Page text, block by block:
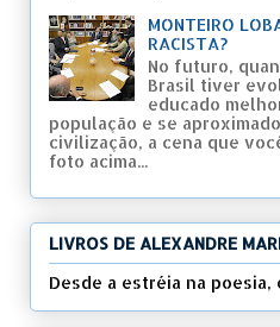
MONTEIRO
RACISTA?
No futuro,
Brasil tiver
educado
população e se
civilização, a cena que
foto acima...
LIVROS DE ALEXANDRE
Desde a estréia na poesia,